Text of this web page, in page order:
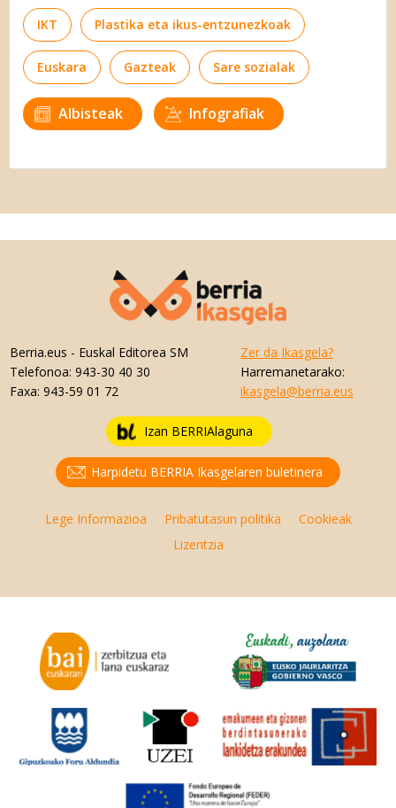
IKT Plastika eta ikus-entzunezkoak
Euskara Gazteak Sare sozialak
Albisteak Infografiak
Berria.eus - Euskal Editorea SM
Telefonoa: 943-30 40 30
Faxa: 943-59 01 72
Zer da Ikasgela?
Harremanetarako:
ikasgela@berria.eus
Izan BERRIAlaguna
Harpidetu BERRIA Ikasgelaren buletinera
Lege Informazioa Pribatutasun politika
Cookieak
Lizentzia